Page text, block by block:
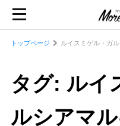
トップページ ルイスミゲル・ガ
タグ: ルイ
ルシアマ